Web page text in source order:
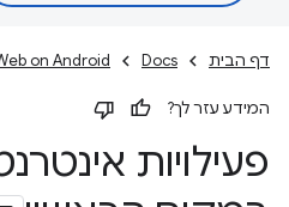
דף הבית Docs
on Android
המידע עזר לך?
פעילויות